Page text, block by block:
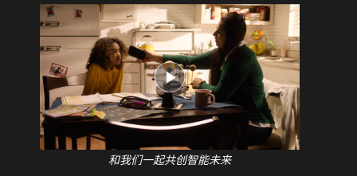
和我们一起共创智能未来